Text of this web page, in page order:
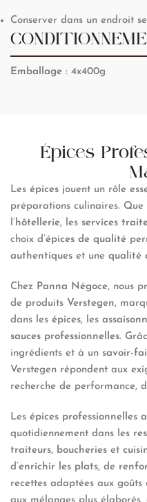
Conserver dans un endroit
Emballage : 4x400g
Épices
Les épices jouent un rôle
préparations culinaires.
l’hôtellerie, les services
choix d’épices de qualité
authentiques et une qualité
Chez Panna Négoce, nous
de produits Verstegen,
dans les épices, les
sauces professionnelles.
ingrédients et à un savoir-
Verstegen répondent aux
recherche de performance,
Les épices professionnelles
quotidiennement dans les
traiteurs, boucheries et
d’enrichir les plats, de
recettes adaptées aux goûts